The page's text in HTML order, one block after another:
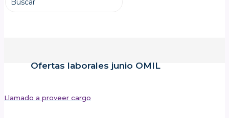
Ofertas laborales junio OMIL
Llamado a proveer cargo